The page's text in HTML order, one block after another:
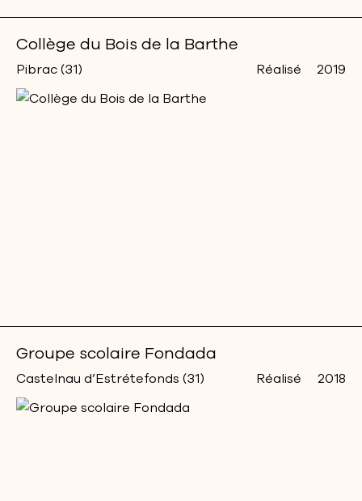
Collège du Bois de la Barthe
Réalisé
Pibrac (31) 2019
Groupe scolaire Fondada
Réalisé
Castelnau d’Estrétefonds (31) 2018